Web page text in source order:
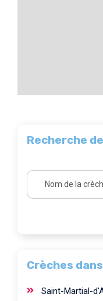
Recherche
Crèches
Saint-Martial-